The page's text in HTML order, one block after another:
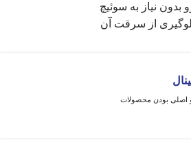
نیاز به سوئیچ
از سرقت آن
و اصلی بودن محصولات